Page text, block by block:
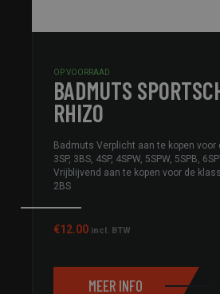
OP VOORRAAD
BADMUTS
RHIZO
Badmuts Verplicht aan te kopen voor
3SP, 3BS, 4SP, 4SPW, 5SPW, 5SPB,
Vrijblijvend aan te kopen voor de
2BS
€12.00 incl. BTW
MEER INFO